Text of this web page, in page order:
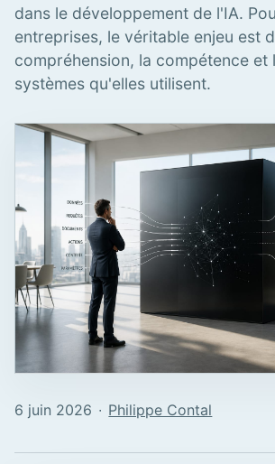
dans le développement de l'IA.
entreprises, le véritable enjeu est
compréhension, la compétence et
systèmes qu'elles utilisent.
6 juin 2026 ∙ Philippe Contal